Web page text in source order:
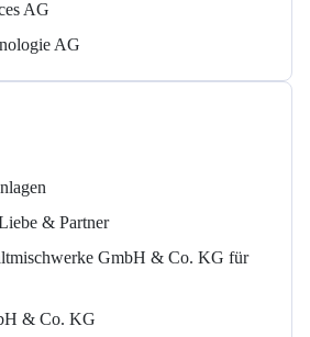
AG
AG
& Partner
GmbH & Co. KG für
& Co. KG